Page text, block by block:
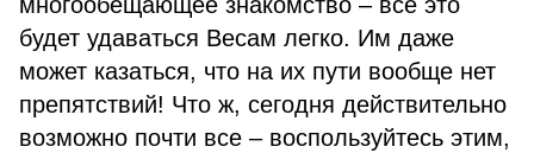
будет удаваться Весам легко. Им даже
может казаться, что на их пути вообще нет
препятствий! Что ж, сегодня действительно
возможно почти все – воспользуйтесь этим,